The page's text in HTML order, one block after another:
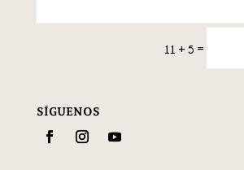
11 + 5 =
SÍGUENOS